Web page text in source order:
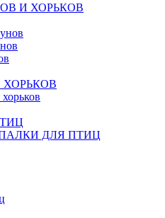
И ХОРЬКОВ
ХОРЬКОВ
ДЛЯ ПТИЦ